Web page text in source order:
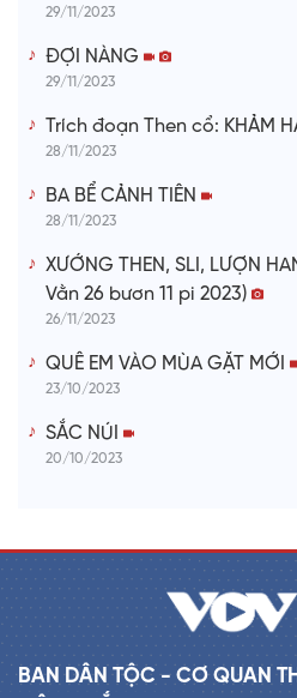
29/11/2023
ĐỢI NÀNG
29/11/2023
Trích đoạn Then cổ: KHẢM
28/11/2023
BA BỂ CẢNH TIÊN
28/11/2023
XƯỚNG THEN, SLI, LƯỢN
Vằn 26 bươn 11 pi 2023)
26/11/2023
QUÊ EM VÀO MÙA GẶT MỚI
23/10/2023
SẮC NÚI
20/10/2023
BAN DÂN TỘC - CƠ QUAN